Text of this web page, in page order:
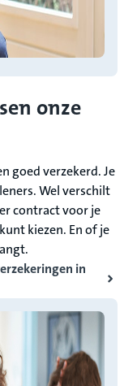
onze
goed verzekerd. Je
Wel verschilt
contract voor je
kiezen. En of je
in